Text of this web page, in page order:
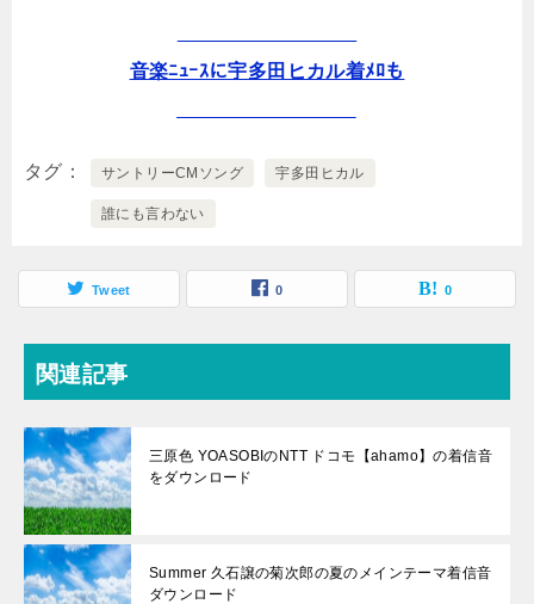
音楽ﾆｭｰｽに宇多田ヒカル着ﾒﾛも
タグ サントリーCMソング 宇多田ヒカル
誰にも言わない
Tweet 0 0
関連記事
三原色 YOASOBIのNTT ドコモ【ahamo】の着信音
をダウンロード
Summer 久石譲の菊次郎の夏のメインテーマ着信音
ダウンロード